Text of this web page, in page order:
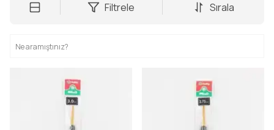
Filtrele Sırala